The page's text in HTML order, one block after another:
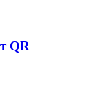
QR